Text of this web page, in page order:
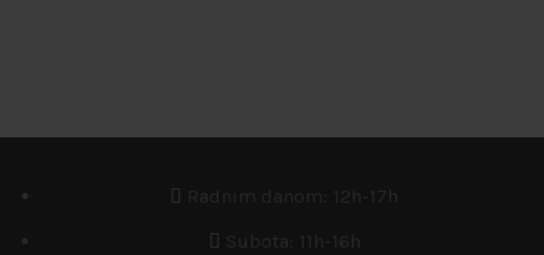
Radnim danom: 12h-17h
Subota: 11h-16h